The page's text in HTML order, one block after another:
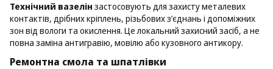
Технічний вазелін застосовують для захисту металевих
контактів, дрібних кріплень, різьбових з’єднань і допоміжних
зон від вологи та окислення. Це локальний захисний засіб, а не
повна заміна антигравію, мовілю або кузовного антикору.
Ремонтна смола та шпатлівки